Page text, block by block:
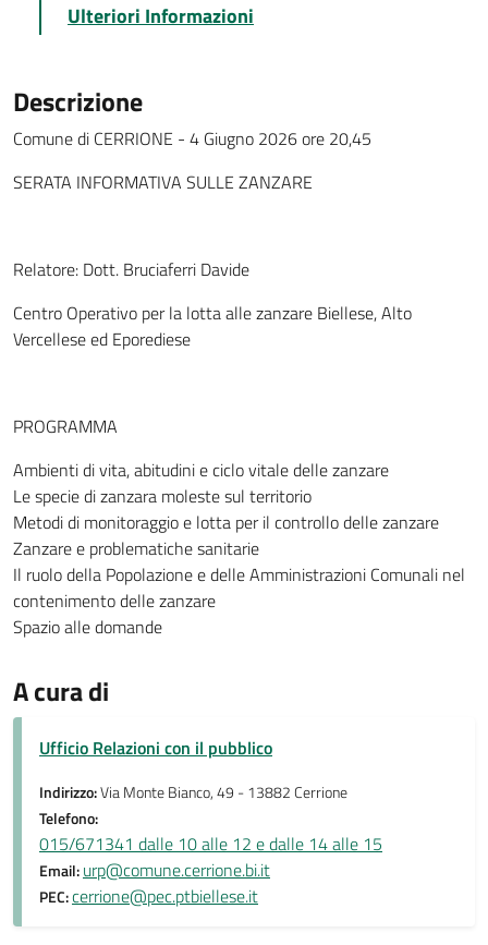
Ulteriori Informazioni
Descrizione
Comune di CERRIONE - 4 Giugno 2026 ore 20,45
SERATA INFORMATIVA SULLE ZANZARE
Relatore: Dott. Bruciaferri Davide
Centro Operativo per la lotta alle zanzare Biellese, Alto
Vercellese ed Eporediese
PROGRAMMA
Ambienti di vita, abitudini e ciclo vitale delle zanzare
Le specie di zanzara moleste sul territorio
Metodi di monitoraggio e lotta per il controllo delle zanzare
Zanzare e problematiche sanitarie
Il ruolo della Popolazione e delle Amministrazioni Comunali nel
contenimento delle zanzare
Spazio alle domande
A cura di
Ufficio Relazioni con il pubblico
Indirizzo:Via Monte Bianco, 49 - 13882 Cerrione
Telefono:
015/671341 dalle 10 alle 12 e dalle 14 alle 15
Email:urp@comune.cerrione.bi.it
PEC:cerrione@pec.ptbiellese.it